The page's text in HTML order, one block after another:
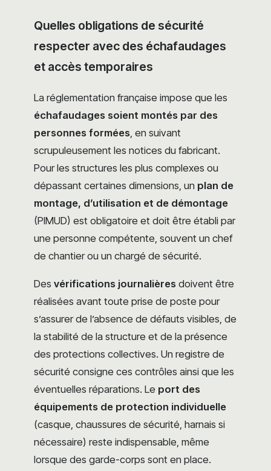
Quelles obligations de sécurité
respecter avec des échafaudages
et accès temporaires
La réglementation française impose que les
échafaudages soient montés par des
personnes formées, en suivant
scrupuleusement les notices du fabricant.
Pour les structures les plus complexes ou
dépassant certaines dimensions, un plan de
montage, d’utilisation et de démontage
(PIMUD) est obligatoire et doit être établi par
une personne compétente, souvent un chef
de chantier ou un chargé de sécurité.
Des vérifications journalières doivent être
réalisées avant toute prise de poste pour
s’assurer de l’absence de défauts visibles, de
la stabilité de la structure et de la présence
des protections collectives. Un registre de
sécurité consigne ces contrôles ainsi que les
éventuelles réparations. Le port des
équipements de protection individuelle
(casque, chaussures de sécurité, harnais si
nécessaire) reste indispensable, même
lorsque des garde-corps sont en place.